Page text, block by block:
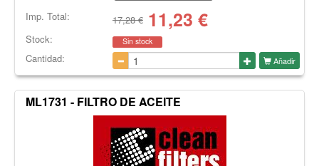
Imp. Total: 17,28 € 11,23 €
Stock: Sin stock
Cantidad: Añadir
ML1731 - FILTRO DE ACEITE